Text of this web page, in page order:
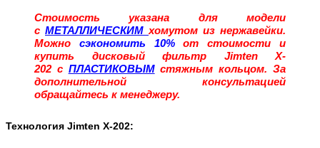
Стоимость указана для модели
с МЕТАЛЛИЧЕСКИМ хомутом из нержавейки.
Можно сэкономить 10%от стоимости и
купить дисковый фильтр Jimten X-
202 с ПЛАСТИКОВЫМстяжным кольцом. За
дополнительной консультацией
обращайтесь к менеджеру.
Технология Jimten Х-202: